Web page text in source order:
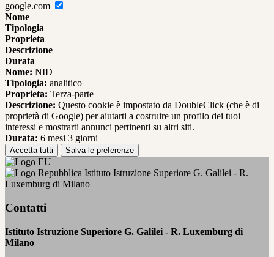
google.com
Nome
Tipologia
Proprieta
Descrizione
Durata
Nome: NID
Tipologia: analitico
Proprieta: Terza-parte
Descrizione: Questo cookie è impostato da DoubleClick (che è di
proprietà di Google) per aiutarti a costruire un profilo dei tuoi
interessi e mostrarti annunci pertinenti su altri siti.
Durata: 6 mesi 3 giorni
Accetta tutti Salva le preferenze
Istituto Istruzione Superiore G. Galilei - R.
Luxemburg di Milano
Contatti
Istituto Istruzione Superiore G. Galilei - R. Luxemburg di
Milano